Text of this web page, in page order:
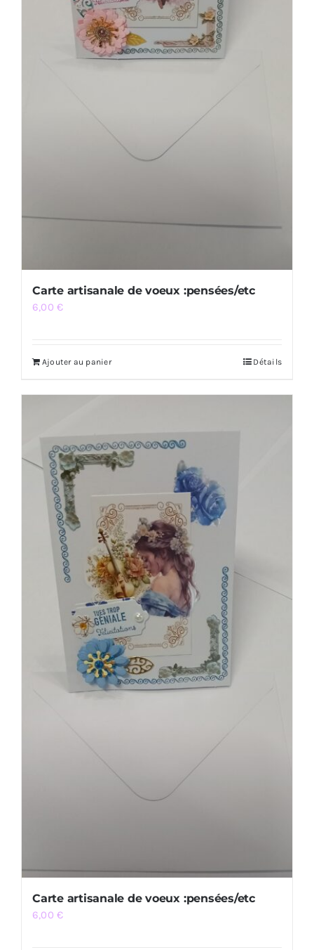
Carte artisanale de voeux :pensées/etc
6,00€
Ajouter au panier Détails
Carte artisanale de voeux :pensées/etc
6,00€